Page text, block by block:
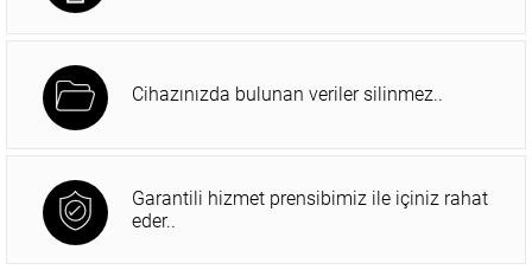
Cihazınızda bulunan veriler silinmez..
Garantili hizmet prensibimiz ile içiniz rahat
eder..